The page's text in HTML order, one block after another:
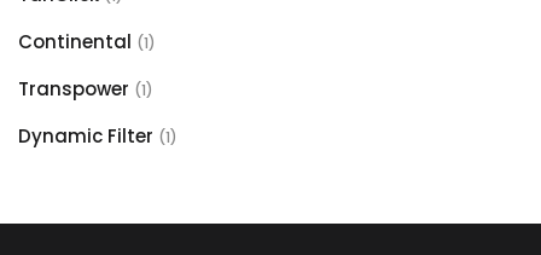
Continental (1)
Transpower (1)
Dynamic Filter (1)